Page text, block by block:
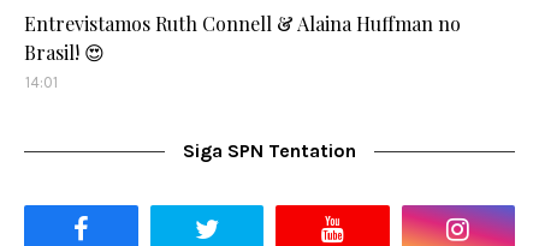
Entrevistamos Ruth Connell & Alaina Huffman no
Brasil! 😍
14:01
Siga SPN Tentation